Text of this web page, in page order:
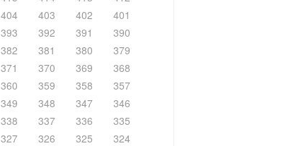
404 403 402
401
393 392 391
390
382 381 380
379
371 370 369
368
360 359 358
357
349 348 347
346
338 337 336
335
327 326 325
324